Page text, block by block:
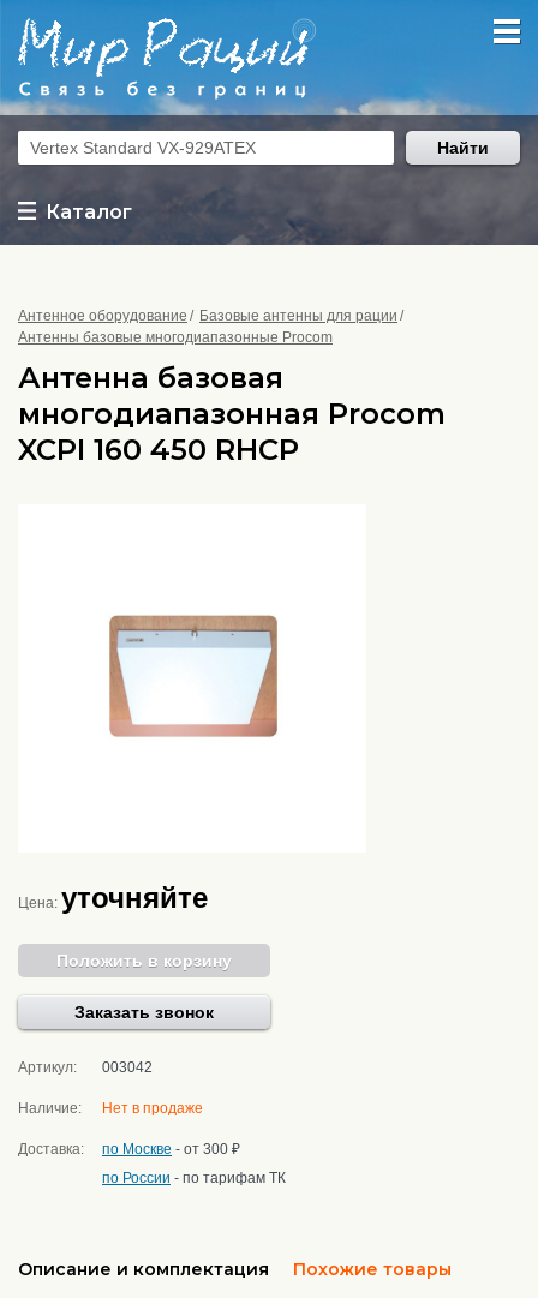
Каталог
Найти
Антенное оборудование
Базовые антенны для рации
Антенны базовые многодиапазонные Procom
Антенна базовая
многодиапазонная Procom
XCPI 160 450 RHCP
Цена: уточняйте
Положить в корзину
Заказать звонок
Артикул: 003042
Наличие: Нет в продаже
Доставка: по Москве - от 300 ₽
по России - по тарифам ТК
Описание и комплектация Похожие товары